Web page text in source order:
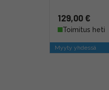
129,00 €
Toimitus heti
Myyty yhdessä